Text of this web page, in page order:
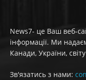
News7- це Ваш веб-
інформації. Ми
Канади, України,
Зв'язатись з нами: